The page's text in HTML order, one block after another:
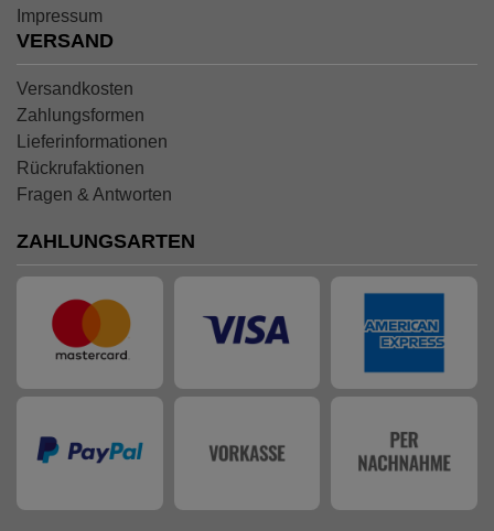
Impressum
VERSAND
Versandkosten
Zahlungsformen
Lieferinformationen
Rückrufaktionen
Fragen & Antworten
ZAHLUNGSARTEN